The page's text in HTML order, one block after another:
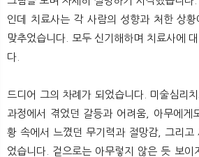
인데 치료사는 각 사람의 성향과 처한 상황
맞추었습니다. 모두 신기해하며 치료사에
다.
드디어 그의 차례가 되었습니다. 미술심리
과정에서 겪었던 갈등과 어려움, 아무에게
황 속에서 느꼈던 무기력과 절망감, 그리고
었습니다. 겉으로는 아무렇지 않은 듯 보이